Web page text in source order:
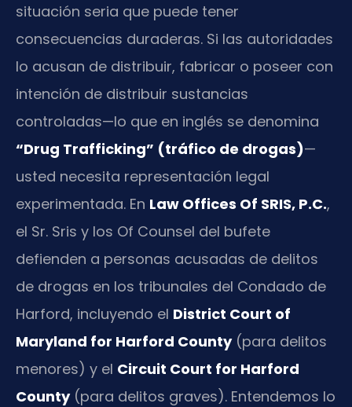
situación seria que puede tener
consecuencias duraderas. Si las autoridades
lo acusan de distribuir, fabricar o poseer con
intención de distribuir sustancias
controladas—lo que en inglés se denomina
“Drug Trafficking” (tráfico de drogas)—
usted necesita representación legal
experimentada. En Law Offices Of SRIS, P.C.,
el Sr. Sris y los Of Counsel del bufete
defienden a personas acusadas de delitos
de drogas en los tribunales del Condado de
Harford, incluyendo el District Court of
Maryland for Harford County(para delitos
menores) y el Circuit Court for Harford
County(para delitos graves). Entendemos lo